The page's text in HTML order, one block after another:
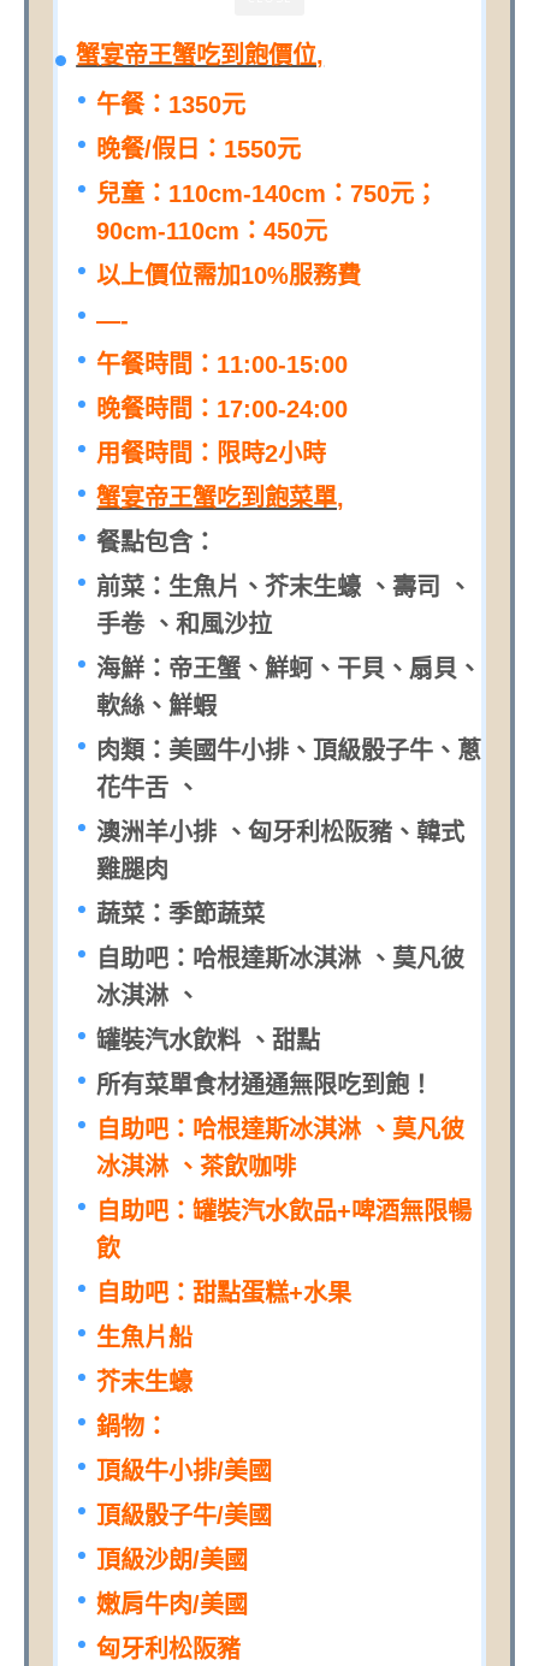
蟹宴帝王蟹吃到飽價位,
午餐：1350元
晚餐/假日：1550元
兒童：110cm-140cm：750元；
90cm-110cm：450元
以上價位需加10%服務費
—-
午餐時間：11:00-15:00
晚餐時間：17:00-24:00
用餐時間：限時2小時
蟹宴帝王蟹吃到飽菜單,
餐點包含：
前菜：生魚片、芥末生蠔 、壽司 、
手卷 、和風沙拉
海鮮：帝王蟹、鮮蚵、干貝、扇貝、
軟絲、鮮蝦
肉類：美國牛小排、頂級骰子牛、蔥
花牛舌 、
澳洲羊小排 、匈牙利松阪豬、韓式
雞腿肉
蔬菜：季節蔬菜
自助吧：哈根達斯冰淇淋 、莫凡彼
冰淇淋 、
罐裝汽水飲料 、甜點
所有菜單食材通通無限吃到飽！
自助吧：哈根達斯冰淇淋 、莫凡彼
冰淇淋 、茶飲咖啡
自助吧：罐裝汽水飲品+啤酒無限暢
飲
自助吧：甜點蛋糕+水果
生魚片船
芥末生蠔
鍋物：
頂級牛小排/美國
頂級骰子牛/美國
頂級沙朗/美國
嫩肩牛肉/美國
匈牙利松阪豬